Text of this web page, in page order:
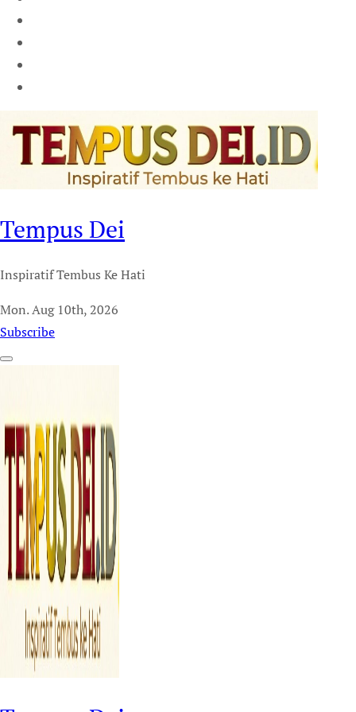
Tempus Dei
Inspiratif Tembus Ke Hati
Mon. Aug 10th, 2026
Subscribe